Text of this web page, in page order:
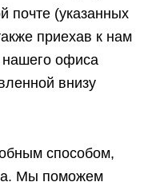
почте (указанных
приехав к нам
офиса
внизу
способом,
Мы поможем